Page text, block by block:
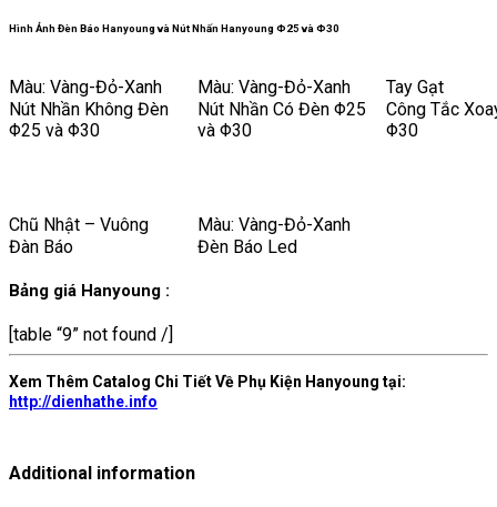
Hình Ảnh Đèn Báo Hanyoung và Nút Nhấn Hanyoung Φ25 và Φ30
Màu: Vàng-Đỏ-Xanh Màu: Vàng-Đỏ-Xanh
Tay Gạt
Nút Nhần Không Đèn
Φ25 và Φ30
Nút Nhần Có Đèn Φ25
và Φ30
Công Tắc
Φ30
Chũ Nhật – Vuông
Màu: Vàng-Đỏ-Xanh
Đàn Báo
Đèn Báo Led
Bảng giá Hanyoung :
[table “9” not found /]
Xem Thêm Catalog Chi Tiết Về Phụ Kiện Hanyoung tại:
http://dienhathe.info
Additional information